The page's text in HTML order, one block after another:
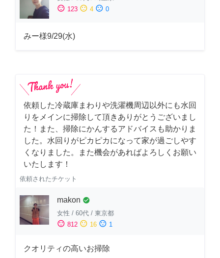
sentiment_satisfied 123 sentiment_neutral 4 sentiment_dissatisfied 0
みー様9/29(水)
依頼した冷蔵庫まわりや洗濯機周辺以外にも水回
りをメインに掃除して頂きありがとうございまし
た！また、掃除にかんするアドバイスも助かりま
した。水回りがピカピカになって家が過ごしやす
くなりました。また機会があればよろしくお願い
いたします！
依頼されたチケット
makon check_circle
女性 / 60代 / 東京都
sentiment_satisfied 812 sentiment_neutral 16 sentiment_dissatisfied 1
クオリティの高いお掃除